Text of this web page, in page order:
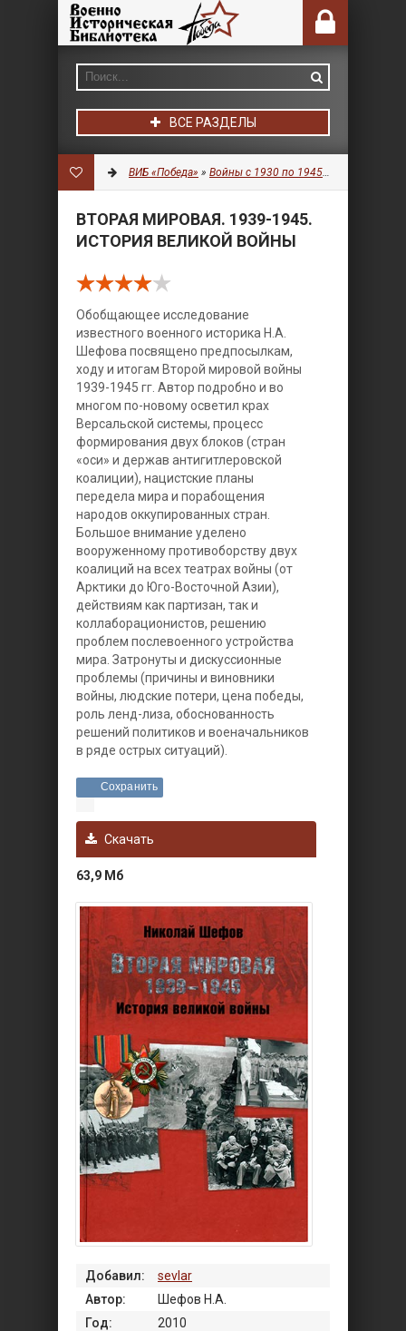
ВСЕ РАЗДЕЛЫ
ВИБ «Победа» » Войны с 1930 по 1945 гг.
ВТОРАЯ МИРОВАЯ. 1939-1945.
ИСТОРИЯ ВЕЛИКОЙ ВОЙНЫ
Обобщающее исследование
известного военного историка Н.А.
Шефова посвящено предпосылкам,
ходу и итогам Второй мировой войны
1939-1945 гг. Автор подробно и во
многом по-новому осветил крах
Версальской системы, процесс
формирования двух блоков (стран
«оси» и держав антигитлеровской
коалиции), нацистские планы
передела мира и порабощения
народов оккупированных стран.
Большое внимание уделено
вооруженному противоборству двух
коалиций на всех театрах войны (от
Арктики до Юго-Восточной Азии),
действиям как партизан, так и
коллаборационистов, решению
проблем послевоенного устройства
мира. Затронуты и дискуссионные
проблемы (причины и виновники
войны, людские потери, цена победы,
роль ленд-лиза, обоснованность
решений политиков и военачальников
в ряде острых ситуаций).
Сохранить
Скачать
63,9 Мб
Добавил:
sevlar
Автор:
Шефов Н.А.
Год:
2010